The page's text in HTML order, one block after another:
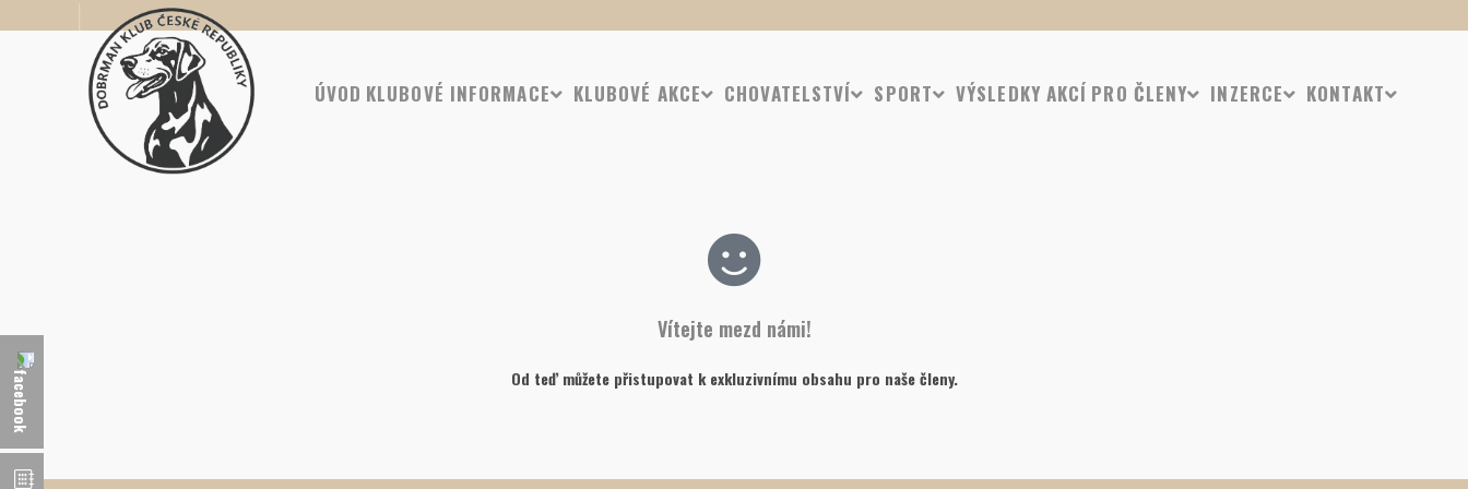
ÚVOD KLUBOVÉ INFORMACE KLUBOVÉ AKCE CHOVATELSTVÍ SPORT VÝSLEDKY AKCÍ PRO ČLENY INZERCE KONTAKT
Vítejte mezd námi!
Od teď můžete přistupovat k exkluzivnímu obsahu pro naše členy.